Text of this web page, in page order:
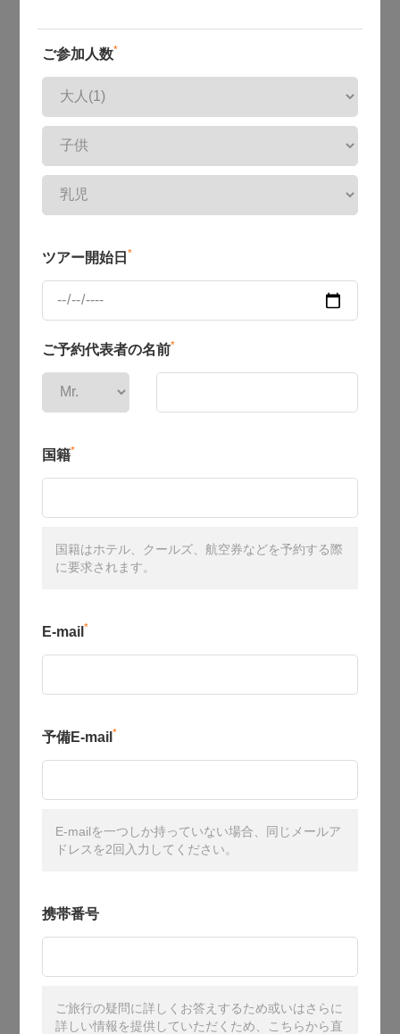
ご参加人数*
ツアー開始日 *
ご予約代表者の名前*
国籍*
国籍はホテル、クールズ、航空券などを予約する際
に要求されます。
E-mail *
予備E-mail *
E-mailを一つしか持っていない場合、同じメールア
ドレスを2回入力してください。
携帯番号
ご旅行の疑問に詳しくお答えするため或いはさらに
詳しい情報を提供していただくため、こちらから直